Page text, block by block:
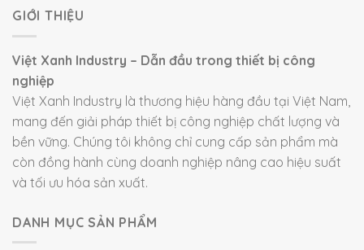
GIỚI THIỆU
Việt Xanh Industry – Dẫn đầu trong thiết bị công
nghiệp
Việt Xanh Industry là thương hiệu hàng đầu tại Việt Nam,
mang đến giải pháp thiết bị công nghiệp chất lượng và
bền vững. Chúng tôi không chỉ cung cấp sản phẩm mà
còn đồng hành cùng doanh nghiệp nâng cao hiệu suất
và tối ưu hóa sản xuất.
DANH MỤC SẢN PHẨM